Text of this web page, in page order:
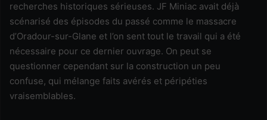
recherches historiques sérieuses. JF Miniac avait déjà
scénarisé des épisodes du passé comme le massacre
d’Oradour-sur-Glane et l’on sent tout le travail qui a été
nécessaire pour ce dernier ouvrage. On peut se
questionner cependant sur la construction un peu
confuse, qui mélange faits avérés et péripéties
vraisemblables.